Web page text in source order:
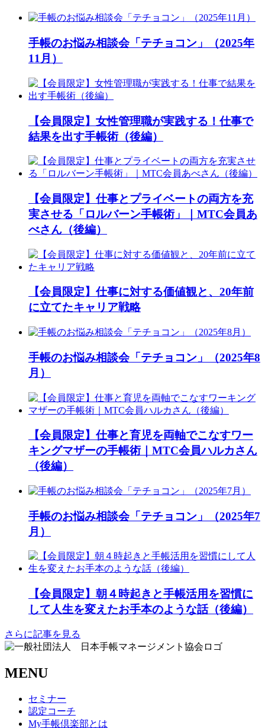
手帳のお悩み相談会「テチョコン」（2025年
11月）
【会員限定】女性管理職が実践する！仕事で
結果を出す手帳術（後編）
【会員限定】仕事とプライベートの両方を充
実させる「ロルバーン手帳術」｜MTC会員あ
べさん（後編）
【会員限定】仕事に対する価値観と、20年前
に立てたキャリア戦略
手帳のお悩み相談会「テチョコン」（2025年8
月）
【会員限定】仕事と育児を両軸でこなすワー
キングマザーの手帳術｜MTC会員ハルカさん
（後編）
手帳のお悩み相談会「テチョコン」（2025年7
月）
【会員限定】朝４時起きと手帳活用を習慣に
して人生を変えたお手本のような話（後編）
さらに記事を見る
MENU
セミナー
認定コーチ
My手帳倶楽部とは